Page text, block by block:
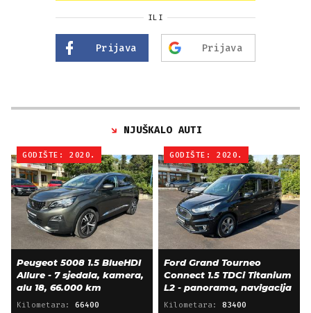
ILI
Prijava Prijava
NJUŠKALO AUTI
GODIŠTE: 2020.
Peugeot 5008 1.5 BlueHDI
Allure - 7 sjedala, kamera,
alu 18, 66.000 km
Kilometara: 66400
GODIŠTE: 2020.
Ford Grand Tourneo
Connect 1.5 TDCi Titanium
L2 - panorama, navigacija
Kilometara: 83400